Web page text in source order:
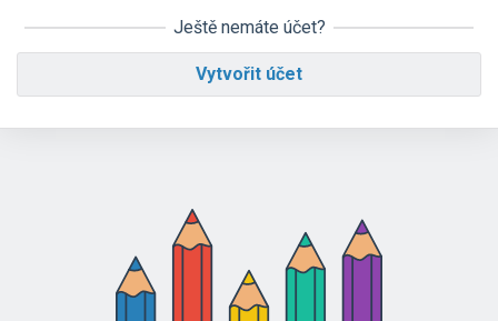
Ještě nemáte účet?
Vytvořit účet